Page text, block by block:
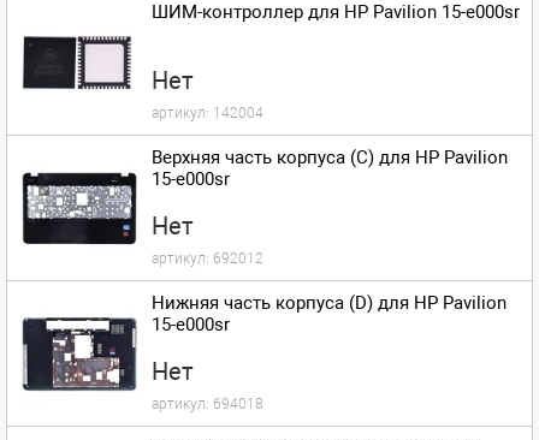
ШИМ-контроллер для HP Pavilion 15-e000sr
Нет
артикул: 142004
Верхняя часть корпуса (C) для HP Pavilion
15-e000sr
Нет
артикул: 692012
Нижняя часть корпуса (D) для HP Pavilion
15-e000sr
Нет
артикул: 694018